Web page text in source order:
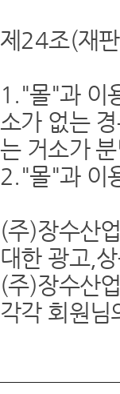
제24조(재
1."몰"과 이
소가 없는
는 거소가
2."몰"과 이
(주)장수산
대한 광고,
(주)장수산
각각 회원님